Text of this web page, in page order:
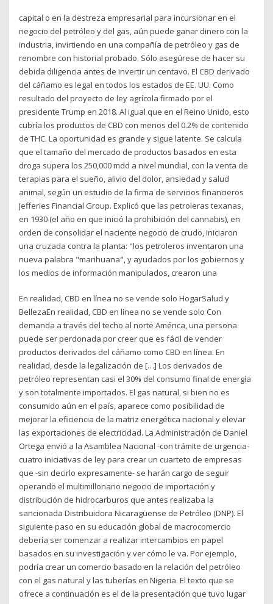
capital o en la destreza empresarial para incursionar en el
negocio del petróleo y del gas, aún puede ganar dinero con la
industria, invirtiendo en una compañía de petróleo y gas de
renombre con historial probado. Sólo asegúrese de hacer su
debida diligencia antes de invertir un centavo. El CBD derivado
del cáñamo es legal en todos los estados de EE. UU. Como
resultado del proyecto de ley agrícola firmado por el
presidente Trump en 2018. Al igual que en el Reino Unido, esto
cubría los productos de CBD con menos del 0.2% de contenido
de THC. La oportunidad es grande y sigue latente. Se calcula
que el tamaño del mercado de productos basados en esta
droga supera los 250,000 mdd a nivel mundial, con la venta de
terapias para el sueño, alivio del dolor, ansiedad y salud
animal, según un estudio de la firma de servicios financieros
Jefferies Financial Group. Explicó que las petroleras texanas,
en 1930 (el año en que inició la prohibición del cannabis), en
orden de consolidar el naciente negocio de crudo, iniciaron
una cruzada contra la planta: "los petroleros inventaron una
nueva palabra "marihuana", y ayudados por los gobiernos y
los medios de información manipulados, crearon una
En realidad, CBD en línea no se vende solo HogarSalud y
BellezaEn realidad, CBD en línea no se vende solo Con
demanda a través del techo al norte América, una persona
puede ser perdonada por creer que es fácil de vender
productos derivados del cáñamo como CBD en línea. En
realidad, desde la legalización de […] Los derivados de
petróleo representan casi el 30% del consumo final de energía
y son totalmente importados. El gas natural, si bien no es
consumido aún en el país, aparece como posibilidad de
mejorar la eficiencia de la matriz energética nacional y elevar
las exportaciones de electricidad. La Administración de Daniel
Ortega envió a la Asamblea Nacional -con trámite de urgencia-
cuatro iniciativas de ley para crear un cuarteto de empresas
que -sin decirlo expresamente- se harán cargo de seguir
operando el multimillonario negocio de importación y
distribución de hidrocarburos que antes realizaba la
sancionada Distribuidora Nicaragüense de Petróleo (DNP). El
siguiente paso en su educación global de macrocomercio
debería ser comenzar a realizar intercambios en papel
basados en su investigación y ver cómo le va. Por ejemplo,
podría crear un comercio basado en la relación del petróleo
con el gas natural y las tuberías en Nigeria. El texto que se
ofrece a continuación es el de la presentación que tuvo lugar